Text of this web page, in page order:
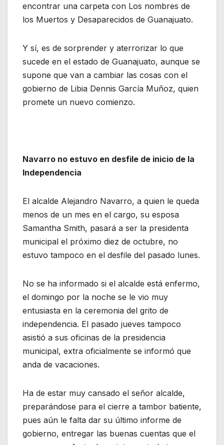
encontrar una carpeta con Los nombres de
los Muertos y Desaparecidos de Guanajuato.
Y sí, es de sorprender y aterrorizar lo que
sucede en el estado de Guanajuato, aunque se
supone que van a cambiar las cosas con el
gobierno de Libia Dennis García Muñoz, quien
promete un nuevo comienzo.
Navarro no estuvo en desfile de inicio de la
Independencia
El alcalde Alejandro Navarro, a quien le queda
menos de un mes en el cargo, su esposa
Samantha Smith, pasará a ser la presidenta
municipal el próximo diez de octubre, no
estuvo tampoco en el desfile del pasado lunes.
No se ha informado si el alcalde está enfermo,
el domingo por la noche se le vio muy
entusiasta en la ceremonia del grito de
independencia. El pasado jueves tampoco
asistió a sus oficinas de la presidencia
municipal, extra oficialmente se informó que
anda de vacaciones.
Ha de estar muy cansado el señor alcalde,
preparándose para el cierre a tambor batiente,
pues aún le falta dar su último informe de
gobierno, entregar las buenas cuentas que el